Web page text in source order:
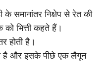
के समानांतर निक्षेप से रेत की
को भित्ती कहते हैं।
होती है।
है और इसके पीछे एक लैगून